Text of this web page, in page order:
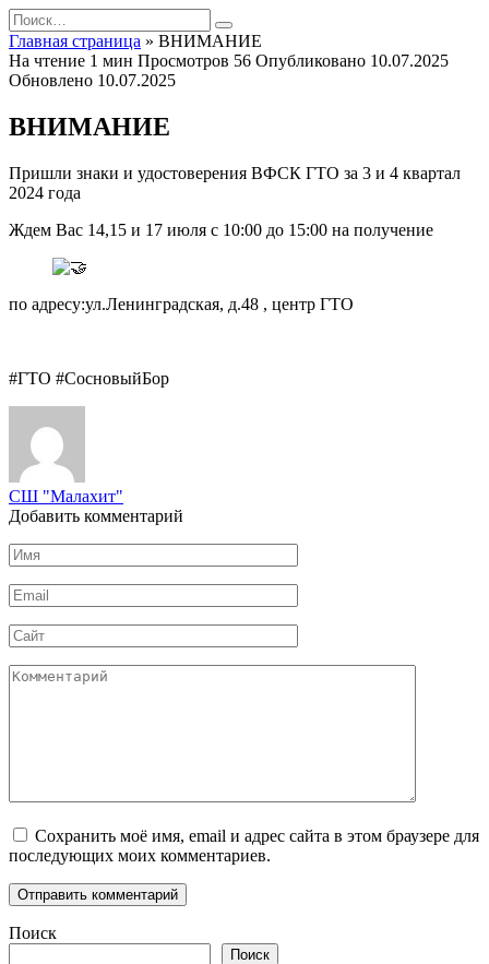
Перейти
к
содержанию
Search
for:
Главная страница » ВНИМАНИЕ
На чтение 1 мин Просмотров 56 Опубликовано 10.07.2025
Обновлено 10.07.2025
ВНИМАНИЕ
Пришли знаки и удостоверения ВФСК ГТО за 3 и 4 квартал
2024 года
️Ждем Вас 14,15 и 17 июля с 10:00 до 15:00 на получение
по адресу:ул.Ленинградская, д.48 , центр ГТО
#ГТО #СосновыйБор
СШ "Малахит"
Добавить комментарий
Имя
*
Email
*
Сайт
Комментарий
Сохранить моё имя, email и адрес сайта в этом браузере для
последующих моих комментариев.
Поиск
Поиск